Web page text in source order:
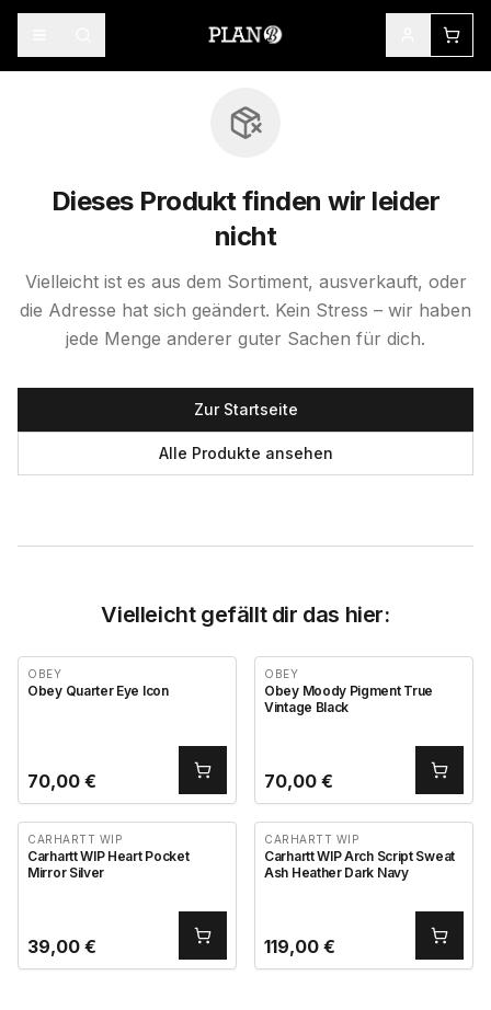
Dieses Produkt finden wir leider
nicht
Vielleicht ist es aus dem Sortiment, ausverkauft, oder
die Adresse hat sich geändert. Kein Stress – wir haben
jede Menge anderer guter Sachen für dich.
Zur Startseite
Alle Produkte ansehen
Vielleicht gefällt dir das hier:
OBEY
Obey Quarter Eye Icon
70,00 €
OBEY
Obey Moody Pigment True
Vintage Black
70,00 €
CARHARTT WIP
Carhartt WIP Heart Pocket
Mirror Silver
39,00 €
CARHARTT WIP
Carhartt WIP Arch Script Sweat
Ash Heather Dark Navy
119,00 €